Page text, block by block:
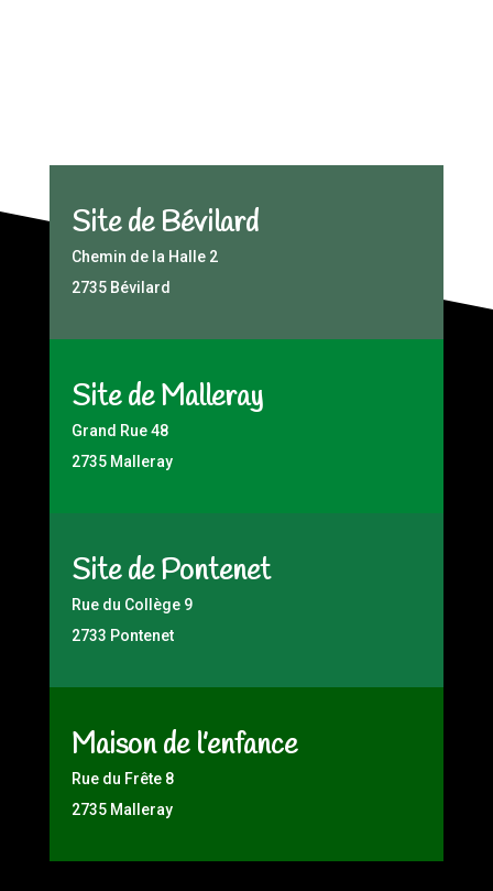
Site de Bévilard
Chemin de la Halle 2
2735 Bévilard
Site de Malleray
Grand Rue 48
2735 Malleray
Site de Pontenet
Rue du Collège 9
2733 Pontenet
Maison de l’enfance
Rue du Frête 8
2735 Malleray